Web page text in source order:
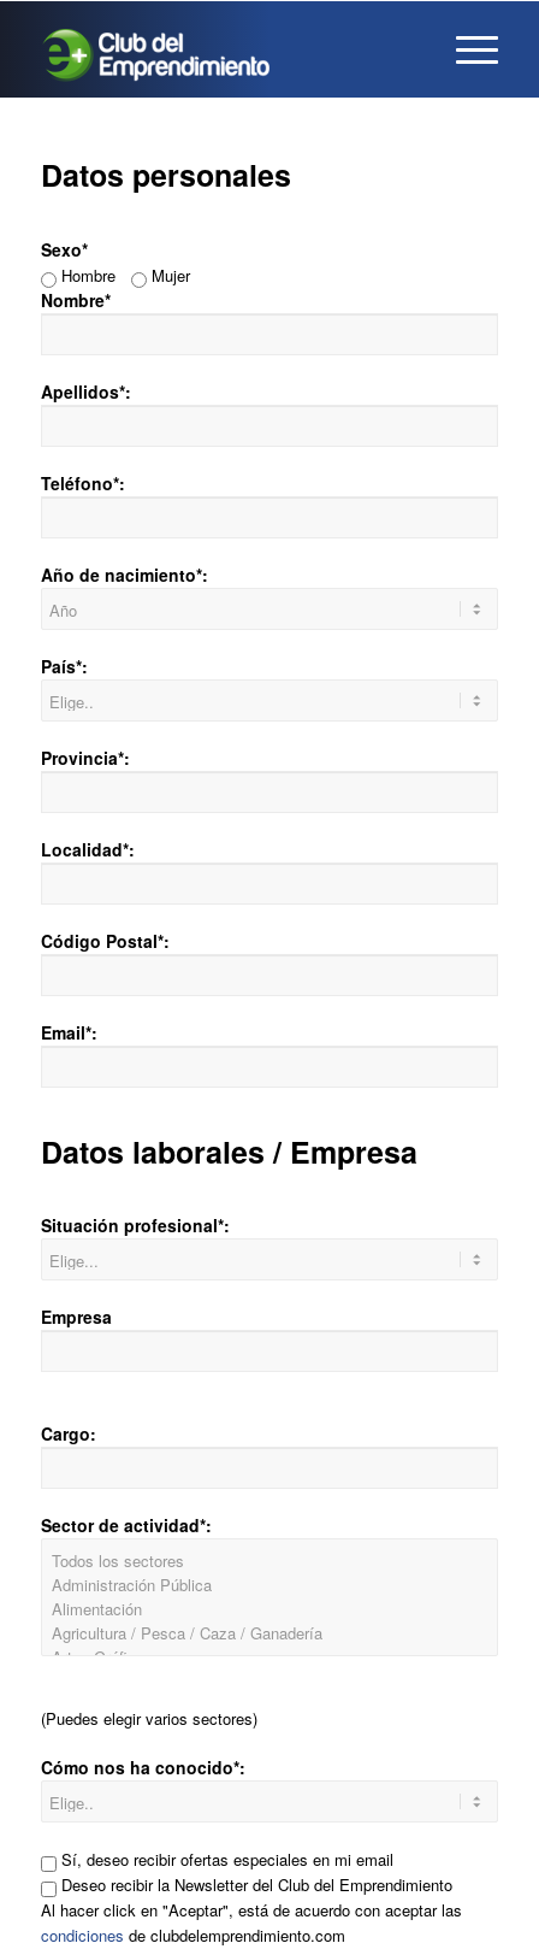
Datos personales
Sexo*
Hombre Mujer
Nombre*
Apellidos*:
Teléfono*:
Año de nacimiento*:
País*:
Provincia*:
Localidad*:
Código Postal*:
Email*:
Datos laborales / Empresa
Situación profesional*:
Empresa
Cargo:
Sector de actividad*:
(Puedes elegir varios sectores)
Cómo nos ha conocido*:
Sí, deseo recibir ofertas especiales en mi email
Deseo recibir la Newsletter del Club del Emprendimiento
Al hacer click en "Aceptar", está de acuerdo con aceptar las
condiciones de clubdelemprendimiento.com